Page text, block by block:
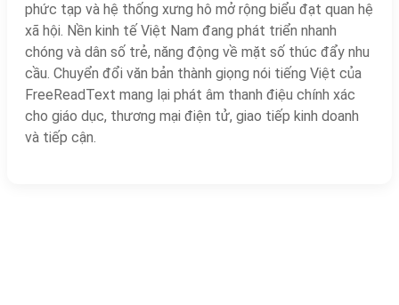
phức tạp và hệ thống xưng hô mở rộng biểu đạt quan hệ
xã hội. Nền kinh tế Việt Nam đang phát triển nhanh
chóng và dân số trẻ, năng động về mặt số thúc đẩy nhu
cầu. Chuyển đổi văn bản thành giọng nói tiếng Việt của
FreeReadText mang lại phát âm thanh điệu chính xác
cho giáo dục, thương mại điện tử, giao tiếp kinh doanh
và tiếp cận.